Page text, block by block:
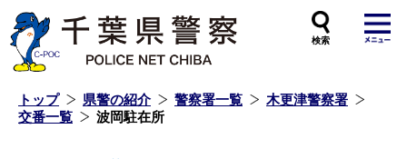
トップ 県警の紹介 警察署一覧
木更津警察署
交番一覧
波岡駐在所